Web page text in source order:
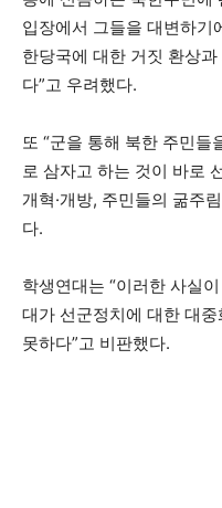
입장에서 그들을 대변하기
한당국에 대한 거짓 환상
다”고 우려했다.
또 “군을 통해 북한 주민들
로 삼자고 하는 것이 바로
개혁·개방, 주민들의 굶주
다.
학생연대는 “이러한 사실
대가 선군정치에 대한 대
못하다”고 비판했다.